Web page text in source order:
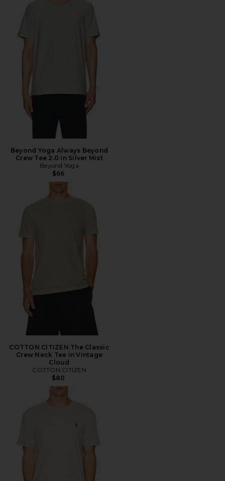
Beyond Yoga Always Beyond
Crew Tee 2.0 in Silver Mist
Beyond Yoga
$66
COTTON CITIZEN The Classic
Crew Neck Tee in Vintage
Cloud
COTTON CITIZEN
$80